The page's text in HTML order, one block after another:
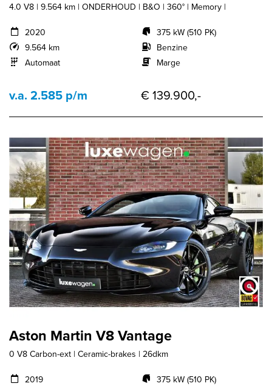
4.0 V8 | 9.564 km | ONDERHOUD | B&O | 360° | Memory |
2020
9.564 km
Automaat
375 kW (510 PK)
Benzine
Marge
v.a. 2.585 p/m € 139.900,-
Aston Martin V8 Vantage
0 V8 Carbon-ext | Ceramic-brakes | 26dkm
2019
375 kW (510 PK)